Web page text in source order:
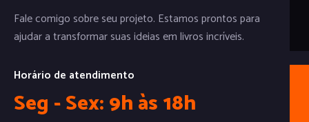
Fale comigo sobre seu projeto. Estamos prontos para
ajudar a transformar suas ideias em livros incríveis.
Horário de atendimento
Seg - Sex: 9h às 18h